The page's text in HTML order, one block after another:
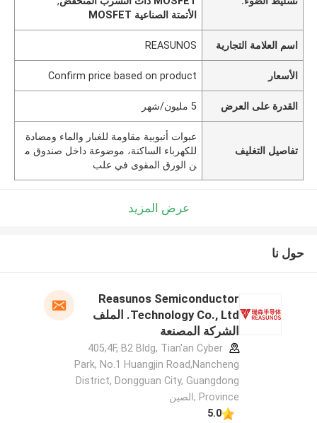
الأتمتة الصناعية MOSFET
اسم العلامة التجارية REASUNOS
الأسعار Confirm price based on product
القدرة على العرض 5 مليون/شهر
تفاصيل التغليف
عبوات أنبوبية مقاومة للغبار والماء ومضادة
للكهرباء الساكنة، موضوعة داخل صندوق م
ن الورق المقوى في علب
عرض المزيد
حول نا
Reasunos Semiconductor
Technology Co., Ltd. الملف
الشركة المصنعة
405,4F, B2 Bldg, Tian'an Cyber
Park, No.1 Huangjin Road,Nancheng
District, Dongguan City, Guangdong
Province ,الصين
5.0